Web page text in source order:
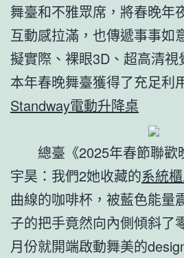
舞臺和不雅眾席，將春晚年
互動感拉滿，也傳遞事事如
擬實際、裸眼3D、超高清
本年春晚舞臺獲得了充足利
Standway電動升降桌
總臺《2025年春節聯
宇昊：我們2她收藏的系統
曲線的咖啡杯，被藍色能量
子的把手竟然向內側傾斜了
月份就開端啟動舞美的